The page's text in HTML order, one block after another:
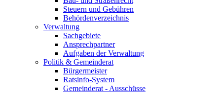
Steuern und Gebühren
Behördenverzeichnis
Verwaltung
Sachgebiete
Ansprechpartner
Aufgaben der Verwaltung
Politik & Gemeinderat
Bürgermeister
Ratsinfo-System
Gemeinderat - Ausschüsse